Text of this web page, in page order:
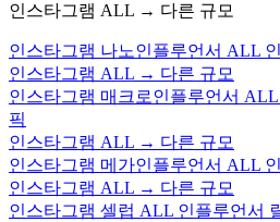
인스타그램 ALL → 다른 규모
인스타그램 나노인플루언서 ALL
인스타그램 ALL → 다른 규모
인스타그램 매크로인플루언서
픽
인스타그램 ALL → 다른 규모
인스타그램 메가인플루언서 ALL
인스타그램 ALL → 다른 규모
인스타그램 셀럽 ALL 인플루언서